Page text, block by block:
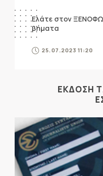
Ελάτε στον
βήματα
25.07.2023 11:20
ΕΚΔΟΣΗ